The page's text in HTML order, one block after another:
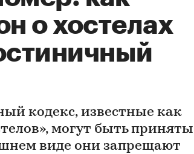
о хостелах
кодекс, известные как
могут быть
виде они запрещают